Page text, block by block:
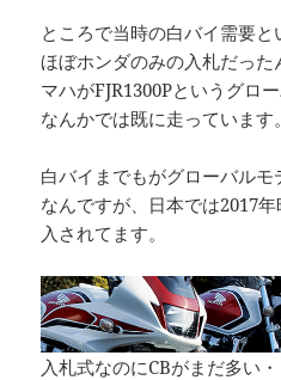
ところで当時の白バイ需要
ほぼホンダのみの入札だっ
マハがFJR1300Pというグロ
なんかでは既に走っています。
白バイまでもがグローバル
なんですが、日本では2017
入されてます。
入札式なのにCBがまだ多い